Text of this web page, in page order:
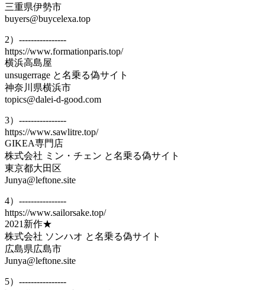
三重県伊勢市
buyers@buycelexa.top
2）----------------
https://www.formationparis.top/
横浜高島屋
unsugerrage と名乗る偽サイト
神奈川県横浜市
topics@dalei-d-good.com
3）----------------
https://www.sawlitre.top/
GIKEA専門店
株式会社 ミン・チェン と名乗る偽サイト
東京都大田区
Junya@leftone.site
4）----------------
https://www.sailorsake.top/
2021新作★
株式会社 ソンハオ と名乗る偽サイト
広島県広島市
Junya@leftone.site
5）----------------